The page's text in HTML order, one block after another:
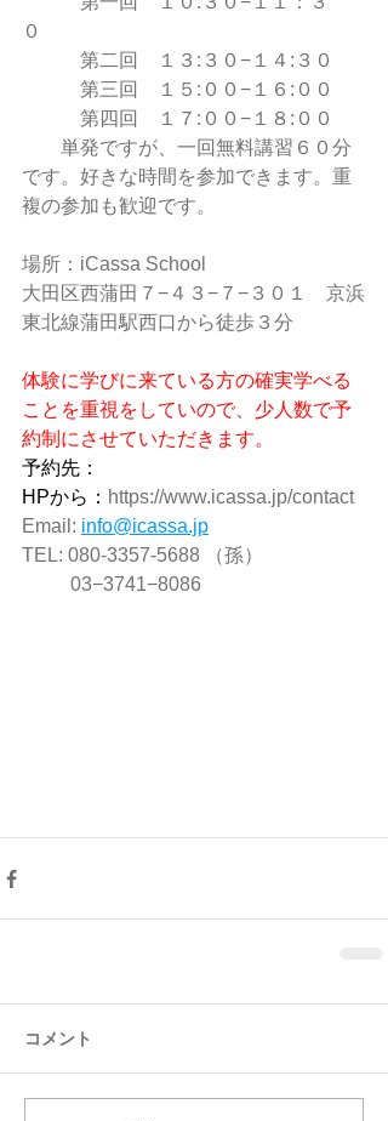
０
第二回　１３:３０−１４:３０
第三回　１５:００−１６:００
第四回　１７:００−１８:００
単発ですが、一回無料講習６０分
です。好きな時間を参加できます。重
複の参加も歓迎です。
場所：iCassa School
大田区西蒲田７−４３−７−３０１　京浜
東北線蒲田駅西口から徒歩３分
体験に学びに来ている方の確実学べる
ことを重視をしていので、少人数で予
約制にさせていただきます。
予約先：
HPから： https://www.icassa.jp/contact
Email: info@icassa.jp
TEL: 080-3357-5688 （孫）
03−3741−8086
コメント